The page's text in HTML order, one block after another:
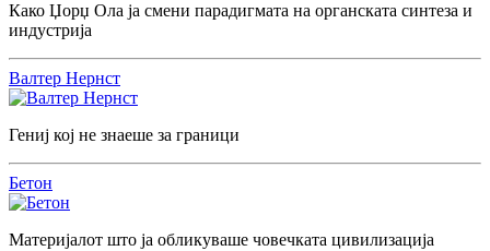
Како Џорџ Ола ја смени парадигмата на органската синтеза и
индустрија
Валтер Нернст
Гениј кој не знаеше за граници
Бетон
Материјалот што ја обликуваше човечката цивилизација